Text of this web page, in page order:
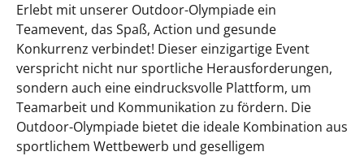
Erlebt mit unserer Outdoor-Olympiade ein
Teamevent, das Spaß, Action und gesunde
Konkurrenz verbindet! Dieser einzigartige Event
verspricht nicht nur sportliche Herausforderungen,
sondern auch eine eindrucksvolle Plattform, um
Teamarbeit und Kommunikation zu fördern. Die
Outdoor-Olympiade bietet die ideale Kombination aus
sportlichem Wettbewerb und geselligem